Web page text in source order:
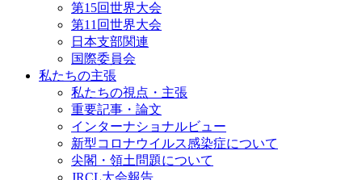
第15回世界大会
第11回世界大会
日本支部関連
国際委員会
私たちの主張
私たちの視点・主張
重要記事・論文
インターナショナルビュー
新型コロナウイルス感染症について
尖閣・領土問題について